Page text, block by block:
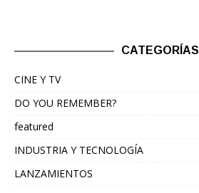
CATEGORÍAS
CINE Y TV
DO YOU REMEMBER?
featured
INDUSTRIA Y TECNOLOGÍA
LANZAMIENTOS